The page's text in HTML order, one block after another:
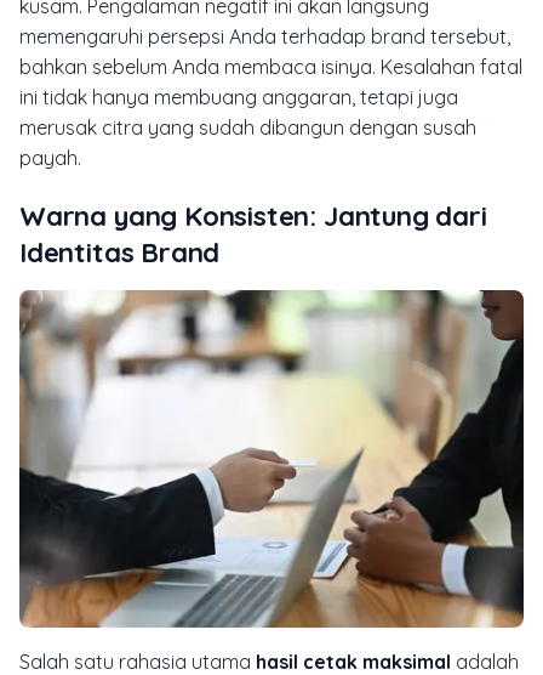
kusam. Pengalaman negatif ini akan langsung
memengaruhi persepsi Anda terhadap brand tersebut,
bahkan sebelum Anda membaca isinya. Kesalahan fatal
ini tidak hanya membuang anggaran, tetapi juga
merusak citra yang sudah dibangun dengan susah
payah.
Warna yang Konsisten: Jantung dari
Identitas Brand
Salah satu rahasia utama hasil cetak maksimal adalah